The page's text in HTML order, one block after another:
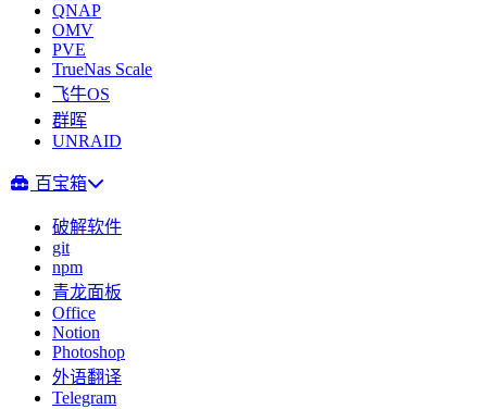
QNAP
OMV
PVE
TrueNas Scale
飞牛OS
群晖
UNRAID
百宝箱
破解软件
git
npm
青龙面板
Office
Notion
Photoshop
外语翻译
Telegram